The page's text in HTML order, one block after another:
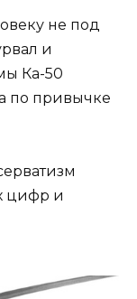
не под
и
Ка-50
по привычке
цифр и